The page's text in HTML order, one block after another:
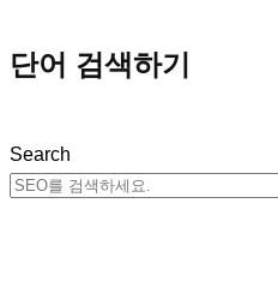
단어 검색하기
Search